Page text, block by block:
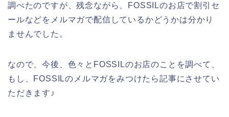
調べたのですが、残念ながら、FOSSILのお店で割引セ
ールなどをメルマガで配信しているかどうかは分かり
ませんでした。
なので、今後、色々とFOSSILのお店のことを調べて、
もし、FOSSILのメルマガをみつけたら記事にさせてい
ただきます♪